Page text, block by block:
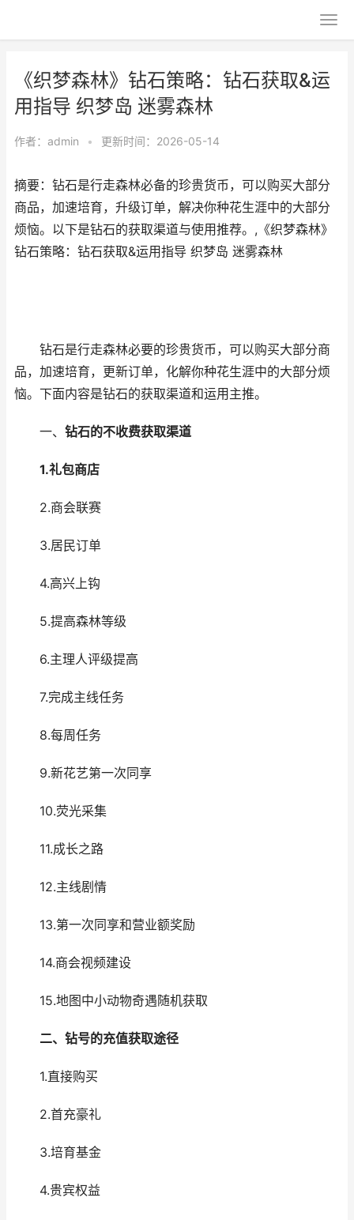
《织梦森林》钻石策略：钻石获取&运
用指导 织梦岛 迷雾森林
作者： admin • 更新时间：2026-05-14
摘要：钻石是行走森林必备的珍贵货币，可以购买大部分
商品，加速培育，升级订单，解决你种花生涯中的大部分
烦恼。以下是钻石的获取渠道与使用推荐。,《织梦森林》
钻石策略：钻石获取&运用指导 织梦岛 迷雾森林
钻石是行走森林必要的珍贵货币，可以购买大部分商
品，加速培育，更新订单，化解你种花生涯中的大部分烦
恼。下面内容是钻石的获取渠道和运用主推。
一、 钻石的不收费获取渠道
1.礼包商店
2.商会联赛
3.居民订单
4.高兴上钩
5.提高森林等级
6.主理人评级提高
7.完成主线任务
8.每周任务
9.新花艺第一次同享
10.荧光采集
11.成长之路
12.主线剧情
13.第一次同享和营业额奖励
14.商会视频建设
15.地图中小动物奇遇随机获取
二、钻号的充值获取途径
1.直接购买
2.首充豪礼
3.培育基金
4.贵宾权益